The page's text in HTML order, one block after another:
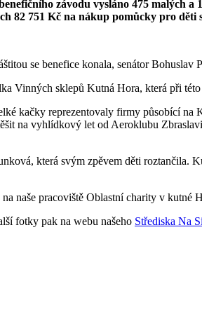
závodu vysláno 475 malých
82 751 Kč na nákup pomůcky pro děti
se benefice konala, senátor
Vinných sklepů Kutná Hora, která při
kačky reprezentovaly firmy působící
na vyhlídkový let od Aeroklubu
která svým zpěvem děti
naše pracoviště Oblastní charity v kutné
fotky pak na webu našeho Střediska Na